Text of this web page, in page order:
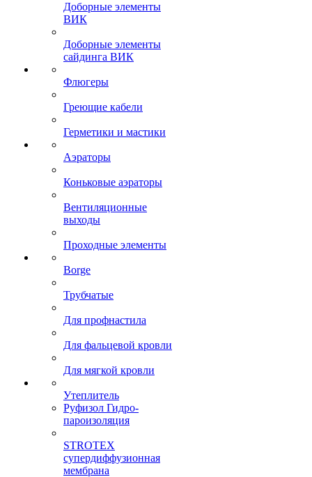
Доборные элементы
ВИК
Доборные элементы
сайдинга ВИК
Флюгеры
Греющие кабели
Герметики и мастики
Аэраторы
Коньковые аэраторы
Вентиляционные
выходы
Проходные элементы
Borge
Трубчатые
Для профнастила
Для фальцевой кровли
Для мягкой кровли
Утеплитель
Руфизол Гидро-
пароизоляция
STROTEX
супердиффузионная
мембрана